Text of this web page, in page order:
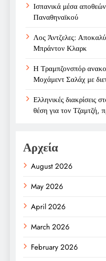
Ισπανικά μέσα
Παναθηναϊκού
Λος Άντζελες:
Μπράντον Κλαρκ
Η Τραμπζονσπόρ
Μοχάμεντ Σαλάχ με
Ελληνικές
θέση για τον Τζαμτζή,
Αρχεία
August 2026
May 2026
April 2026
March 2026
February 2026